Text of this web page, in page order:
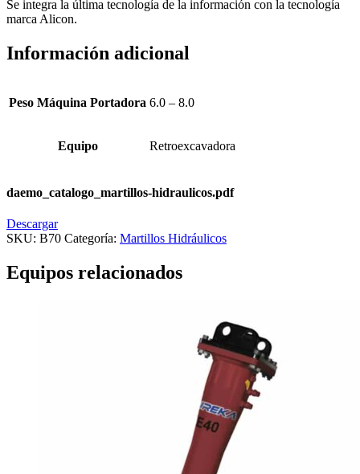
Se integra la última tecnología de la información con la tecnología
marca Alicon.
Información adicional
Peso Máquina Portadora 6.0 – 8.0
Equipo Retroexcavadora
daemo_catalogo_martillos-hidraulicos.pdf
Descargar
SKU: B70 Categoría: Martillos Hidráulicos
Equipos relacionados